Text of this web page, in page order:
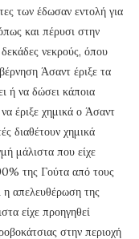
των έδωσαν εντολή για
και πέρυσι στην
νεκρούς, όπου
Άσαντ έριξε τα
ή να δώσει κάποια
έριξε χημικά ο Άσαντ
διαθέτουν χημικά
μάλιστα που είχε
της Γούτα από τους
η απελευθέρωση της
είχε προηγηθεί
στην περιοχή